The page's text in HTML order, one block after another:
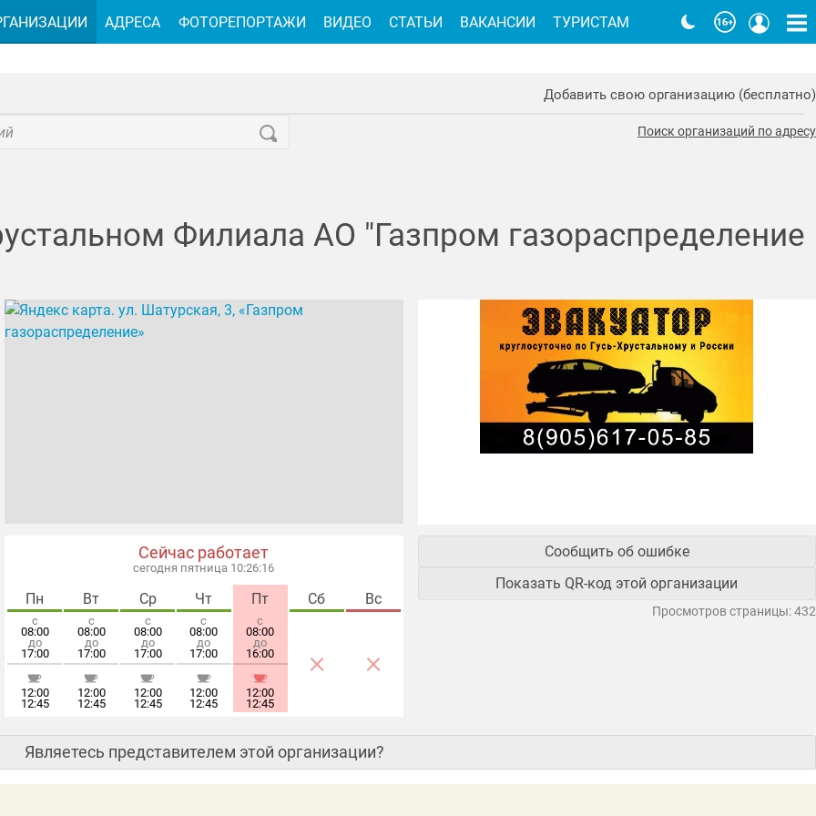
Добавить свою организацию (бесплатно)
Поиск организаций по адресу
Филиала АО "Газпром газораспределение
Сейчас работает
сегодня пятница 10:26:16
Пн
с
08:00
до
17:00
12:00
12:45
Вт
с
08:00
до
17:00
12:00
12:45
Ср
с
08:00
до
17:00
12:00
12:45
Чт
с
08:00
до
17:00
12:00
12:45
Пт
с
08:00
до
16:00
12:00
12:45
Сб
×
Вс
×
Сообщить об ошибке
Показать QR-код этой организации
Просмотров страницы: 432
Являетесь представителем этой организации?
АДРЕСА ФОТОРЕПОРТАЖИ ВИДЕО СТАТЬИ ВАКАНСИИ ТУРИСТАМ